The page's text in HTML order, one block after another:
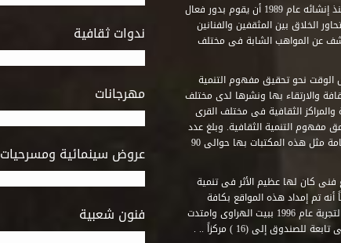
ندوات ثقافية
مهرجانات
عروض سينمائية ومسرحيات
فنون شعبية
استطاع صندوق التنمية الثقافية على مدى خمسة وثلاثون عاماً منذ إنشائه عام 1989 أن يقوم بدور فعال
الخلاق بين المثقفين والفنانين
عن المواهب الشابة فى مختلف
نحو تحقيق مفهوم التنمية
والارتقاء بها ونشرها لدى مختلف
الثقافية فى مختلف القرى
مفهوم التنمية الثقافية. وبلغ عدد
المكتبات التى أنشأها الصندوق فى أماكن لم يكن من المتصور إقامة مثل هذه المكتبات بها حوالى 90
فنى كان لها عظيم الأثر فى تنمية
تم إمداد هذه المواقع بكافة
المتطلبات التى تكفل لها أداء دورها الثقافى والفنى. وقد بدأت التجربة عام 1996 ببيت الهراوى وامتدت
إلى (16 ) مركزاً .. .